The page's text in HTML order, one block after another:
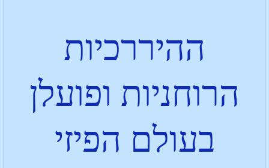
ההיררכיות
הרוחניות ופועלן
בעולם הפיזי